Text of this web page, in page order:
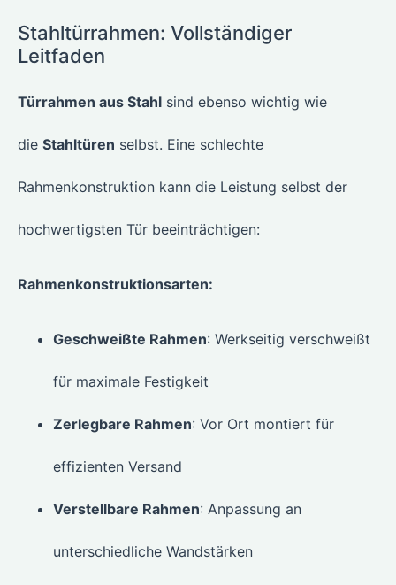
Stahltürrahmen: Vollständiger
Leitfaden
Türrahmen aus Stahl sind ebenso wichtig wie
die Stahltüren selbst. Eine schlechte
Rahmenkonstruktion kann die Leistung selbst der
hochwertigsten Tür beeinträchtigen:
Rahmenkonstruktionsarten:
Geschweißte Rahmen: Werkseitig verschweißt
für maximale Festigkeit
Zerlegbare Rahmen: Vor Ort montiert für
effizienten Versand
Verstellbare Rahmen: Anpassung an
unterschiedliche Wandstärken